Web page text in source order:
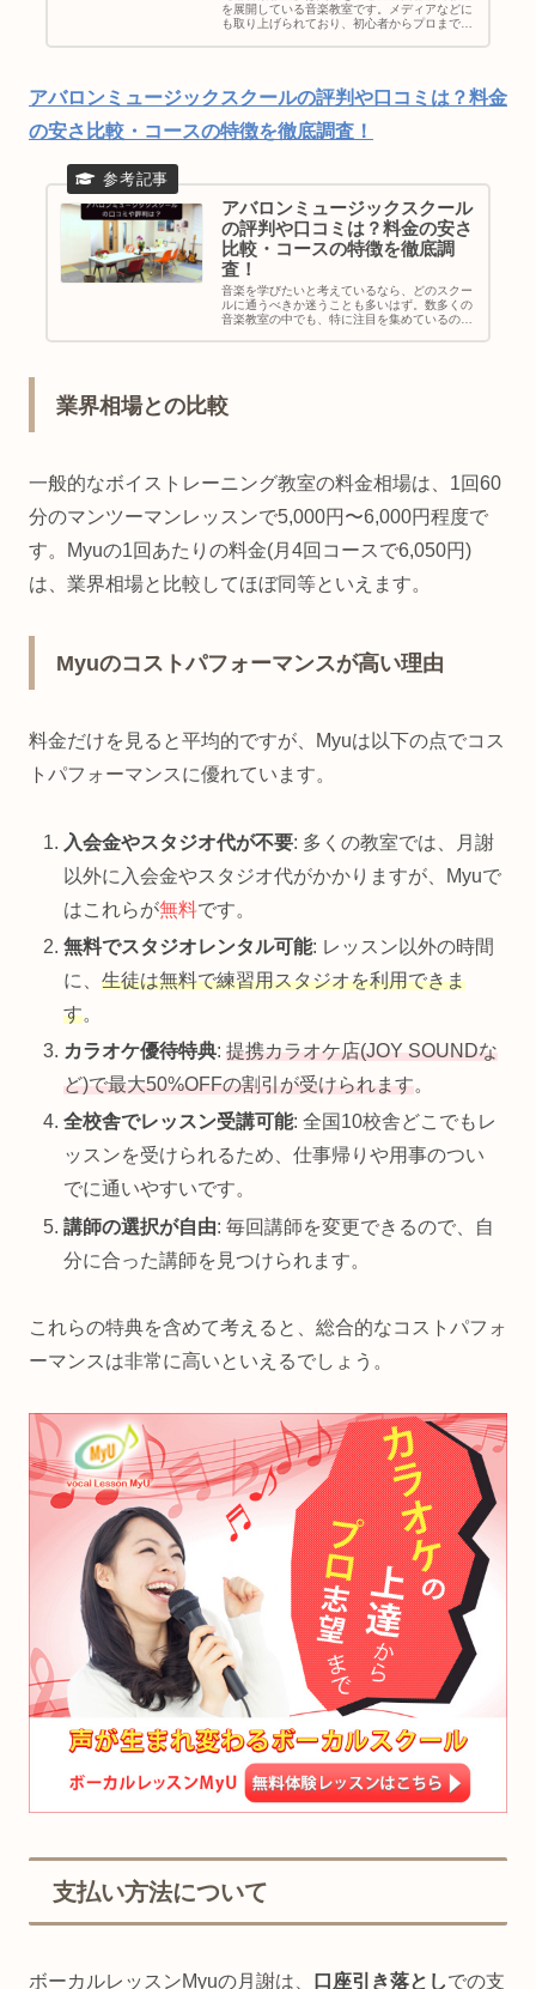
を展開している音楽教室です。メディアなどに
も取り上げられており、初心者からプロまで通
アバロンミュージックスクールの評判や口コミは？料金
の安さ比較・コースの特徴を徹底調査！
アバロンミュージックスクール
の評判や口コミは？料金の安さ
比較・コースの特徴を徹底調
査！
音楽を学びたいと考えているなら、どのスクー
ルに通うべきか迷うことも多いはず。数多くの
音楽教室の中でも、特に注目を集めているのが
業界相場との比較
一般的なボイストレーニング教室の料金相場は、1回60
分のマンツーマンレッスンで5,000円〜6,000円程度で
す。Myuの1回あたりの料金(月4回コースで6,050円)
は、業界相場と比較してほぼ同等といえます。
Myuのコストパフォーマンスが高い理由
料金だけを見ると平均的ですが、Myuは以下の点でコス
トパフォーマンスに優れています。
入会金やスタジオ代が不要: 多くの教室では、月謝
以外に入会金やスタジオ代がかかりますが、Myuで
はこれらが無料です。
無料でスタジオレンタル可能: レッスン以外の時間
に、生徒は無料で練習用スタジオを利用できま
す。
カラオケ優待特典:提携カラオケ店(JOY SOUNDな
ど)で最大50%OFFの割引が受けられます。
全校舎でレッスン受講可能: 全国10校舎どこでもレ
ッスンを受けられるため、仕事帰りや用事のつい
でに通いやすいです。
講師の選択が自由: 毎回講師を変更できるので、自
分に合った講師を見つけられます。
これらの特典を含めて考えると、総合的なコストパフォ
ーマンスは非常に高いといえるでしょう。
支払い方法について
ボーカルレッスンMyuの月謝は、 口座引き落としでの支